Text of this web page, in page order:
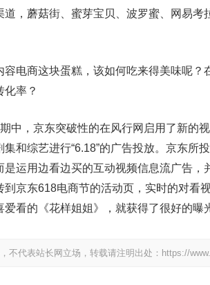
道，蘑菇街、蜜芽宝贝、波罗蜜、网易
容电商这块蛋糕，该如何吃来得美味呢
化率？
期中，京东突破性的在风行网启用了新的
集和综艺进行“6.18”的广告投放。京东所
是运用边看边买的互动视频信息流广告，
到京东618电商节的活动页，实时的对看
爱看的《花样姐姐》，就获得了很好的曝
不代表站长网立场，转载请注明出处： https://